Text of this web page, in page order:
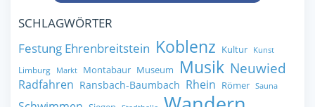
SCHLAGWÖRTER
Festung Ehrenbreitstein Koblenz Kultur Kunst
Limburg Markt Montabaur Museum Musik Neuwied
Radfahren Ransbach-Baumbach Rhein Römer Sauna